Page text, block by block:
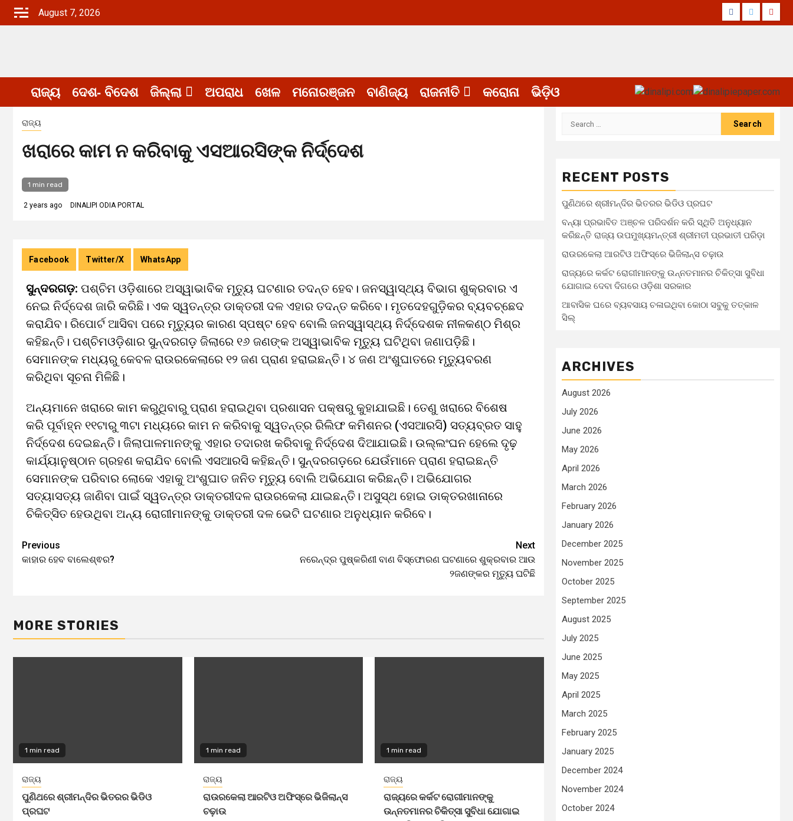
Skip
August 7, 2026 Facebook
Twitter
ରାଜ୍ୟ ଦେଶ- ବିଦେଶ ଜିଲ୍ଲା ଅପରାଧ ଖେଳ ମନୋରଞ୍ଜନ ବାଣିଜ୍ୟ ରାଜନୀତି କରୋନା ଭିଡ଼ିଓ
ରାଜ୍ୟ
ଖରାରେ କାମ ନ କରିବାକୁ ଏସଆରସିଙ୍କ ନିର୍ଦ୍ଦେଶ
1 min read
2 years ago DINALIPI ODIA PORTAL
Facebook Twitter/X WhatsApp
ସୁନ୍ଦରଗଡ଼଼: ପଶ୍ଚିମ ଓଡ଼ିଶାରେ ଅସ୍ୱାଭାବିକ ମୃତ୍ୟୁ ଘଟଣାର ତଦନ୍ତ ହେବ। ଜନସ୍ୱାସ୍ଥ୍ୟ ବିଭାଗ ଶୁକ୍ରବାର ଏ
ନେଇ ନିର୍ଦ୍ଦେଶ ଜାରି କରିଛି। ଏକ ସ୍ୱତନ୍ତ୍ର ଡାକ୍ତରୀ ଦଳ ଏହାର ତଦନ୍ତ କରିବେ। ମୃତଦେହଗୁଡ଼ିକର ବ୍ୟବଚ୍ଛେଦ
କରାଯିବ। ରିପୋର୍ଟ ଆସିବା ପରେ ମୃତ୍ୟୁର କାରଣ ସ୍ପଷ୍ଟ ହେବ ବୋଲି ଜନସ୍ୱାସ୍ଥ୍ୟ ନିର୍ଦ୍ଦେଶକ ନୀଳକଣ୍ଠ ମିଶ୍ର
କହିଛନ୍ତି। ପଶ୍ଚିମଓଡ଼ିଶାର ସୁନ୍ଦରଗଡ଼଼ ଜିଲାରେ ୧୬ ଜଣଙ୍କ ଅସ୍ୱାଭାବିକ ମୃତ୍ୟୁ ଘଟିଥିବା ଜଣାପଡ଼ିଛି।
ସେମାନଙ୍କ ମଧ୍ୟରୁ କେବଳ ରାଉରକେଲାରେ ୧୨ ଜଣ ପ୍ରାଣ ହରାଇଛନ୍ତି। ୪ ଜଣ ଅଂଶୁଘାତରେ ମୃତ୍ୟୁବରଣ
କରିଥିବା ସୂଚନା ମିଳିଛି।
ଅନ୍ୟମାନେ ଖରାରେ କାମ କରୁଥିବାରୁ ପ୍ରାଣ ହରାଇଥିବା ପ୍ରଶାସନ ପକ୍ଷରୁ କୁହାଯାଇଛି। ତେଣୁ ଖରାରେ ବିଶେଷ
କରି ପୂର୍ବାହ୍ନ ୧୧ଟାରୁ ୩ଟା ମଧ୍ୟରେ କାମ ନ କରିବାକୁ ସ୍ୱତନ୍ତ୍ର ରିଲିଫ କମିଶନର (ଏସଆରସି) ସତ୍ୟବ୍ରତ ସାହୁ
ନିର୍ଦ୍ଦେଶ ଦେଇଛନ୍ତି। ଜିଲାପାଳମାନଙ୍କୁ ଏହାର ତଦାରଖ କରିବାକୁ ନିର୍ଦ୍ଦେଶ ଦିଆଯାଇଛି। ଉଲ୍ଲଂଘନ ହେଲେ ଦୃଢ଼
କାର୍ଯ୍ୟାନୁଷ୍ଠାନ ଗ୍ରହଣ କରାଯିବ ବୋଲି ଏସଆରସି କହିଛନ୍ତି। ସୁନ୍ଦରଗଡ଼଼ରେ ଯେଉଁମାନେ ପ୍ରାଣ ହରାଇଛନ୍ତି
ସେମାନଙ୍କ ପରିବାର ଲୋକେ ଏହାକୁ ଅଂଶୁଘାତ ଜନିତ ମୃତ୍ୟୁ ବୋଲି ଅଭିଯୋଗ କରିଛନ୍ତି। ଅଭିଯୋଗର
ସତ୍ୟାସତ୍ୟ ଜାଣିବା ପାଇଁ ସ୍ୱତନ୍ତ୍ର ଡାକ୍ତରୀଦଳ ରାଉରକେଲା ଯାଇଛନ୍ତି। ଅସୁସ୍ଥ ହୋଇ ଡାକ୍ତରଖାନାରେ
ଚିକିତ୍ସିତ ହେଉଥିବା ଅନ୍ୟ ରୋଗୀମାନଙ୍କୁ ଡାକ୍ତରୀ ଦଳ ଭେଟି ଘଟଣାର ଅନୁଧ୍ୟାନ କରିବେ।
Continue
Previous
କାହାର ହେବ ବାଲେଶ୍ଵର?
Next
ନରେନ୍ଦ୍ର ପୁଷ୍କରିଣୀ ବାଣ ବିସ୍ଫୋରଣ ଘଟଣାରେ ଶୁକ୍ରବାର ଆଉ
୨ଜଣଙ୍କର ମୃତ୍ୟୁ ଘଟିଛି
MORE STORIES
1 min read
ରାଜ୍ୟ
ପୁଣିଥରେ ଶ୍ରୀମନ୍ଦିର ଭିତରର ଭିଡିଓ
ପ୍ରଘଟ
1 min read
ରାଜ୍ୟ
ରାଉରକେଲା ଆରଟିଓ ଅଫିସ୍‌ରେ ଭିଜିଲାନ୍ସ
ଚଢ଼ାଉ
1 min read
ରାଜ୍ୟ
ରାଜ୍ୟରେ କର୍କଟ ରୋଗୀମାନଙ୍କୁ
ଉନ୍ନତମାନର ଚିକିତ୍ସା ସୁବିଧା ଯୋଗାଇ
Search
RECENT POSTS
ପୁଣିଥରେ ଶ୍ରୀମନ୍ଦିର ଭିତରର ଭିଡିଓ ପ୍ରଘଟ
ବନ୍ୟା ପ୍ରଭାବିତ ଅଞ୍ଚଳ ପରିଦର୍ଶନ କରି ସ୍ଥିତି ଅନୁଧ୍ୟାନ
କରିଛନ୍ତି ରାଜ୍ୟ ଉପମୁଖ୍ୟମନ୍ତ୍ରୀ ଶ୍ରୀମତୀ ପ୍ରଭାତୀ ପରିଡ଼ା
ରାଉରକେଲା ଆରଟିଓ ଅଫିସ୍‌ରେ ଭିଜିଲାନ୍ସ ଚଢ଼ାଉ
ରାଜ୍ୟରେ କର୍କଟ ରୋଗୀମାନଙ୍କୁ ଉନ୍ନତମାନର ଚିକିତ୍ସା ସୁବିଧା
ଯୋଗାଇ ଦେବା ଦିଗରେ ଓଡ଼ିଶା ସରକାର
ଆବାସିକ ଘରେ ବ୍ୟବସାୟ ଚଳାଇଥିବା କୋଠା ସବୁକୁ ତତ୍କାଳ
ସିଲ୍‌
ARCHIVES
August 2026
July 2026
June 2026
May 2026
April 2026
March 2026
February 2026
January 2026
December 2025
November 2025
October 2025
September 2025
August 2025
July 2025
June 2025
May 2025
April 2025
March 2025
February 2025
January 2025
December 2024
November 2024
October 2024